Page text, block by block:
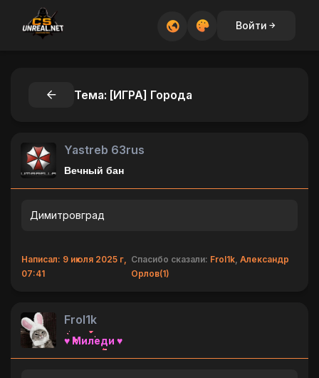
Войти
Тема: [ИГРА] Города
Yastreb 63rus
Вечный бан
Димитровград
Написал: 9 июля 2025 г,
07:41
Спасибо сказали: Frol1k,Александр
Орлов(1)
Frol1k
♥ Миледи ♥